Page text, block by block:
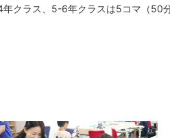
クラス、5-6年クラスは5コマ（50